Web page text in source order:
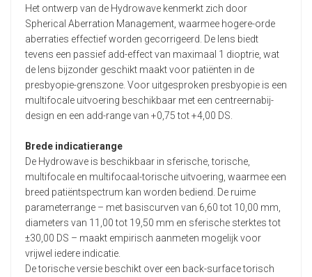
Het ontwerp van de Hydrowave kenmerkt zich door
Spherical Aberration Management, waarmee hogere-orde
aberraties effectief worden gecorrigeerd. De lens biedt
tevens een passief add-effect van maximaal 1 dioptrie, wat
de lens bijzonder geschikt maakt voor patiënten in de
presbyopie-grenszone. Voor uitgesproken presbyopie is een
multifocale uitvoering beschikbaar met een centreernabij-
design en een add-range van +0,75 tot +4,00 DS.
Brede indicatierange
De Hydrowave is beschikbaar in sferische, torische,
multifocale en multifocaal-torische uitvoering, waarmee een
breed patiëntspectrum kan worden bediend. De ruime
parameterrange – met basiscurven van 6,60 tot 10,00 mm,
diameters van 11,00 tot 19,50 mm en sferische sterktes tot
±30,00 DS – maakt empirisch aanmeten mogelijk voor
vrijwel iedere indicatie.
De torische versie beschikt over een back-surface torisch